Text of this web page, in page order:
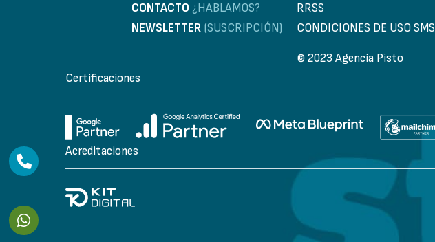
CONTACTO ¿HABLAMOS?
NEWSLETTER (SUSCRIPCIÓN)
RRSS
CONDICIONES DE USO SMS
© 2023 Agencia Pisto
Certificaciones
Acreditaciones